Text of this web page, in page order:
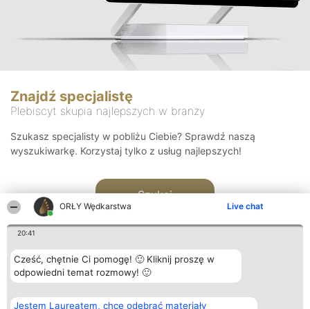
ORŁY Wędkarstwa Live chat
20:41
Cześć, chętnie Ci pomogę! 🙂 Kliknij proszę w
odpowiedni temat rozmowy! 🙂
Jestem Laureatem, chcę odebrać materiały
Znajdź specjalistę
Plebiscyt skupia najlepszych w branży
Szukasz specjalisty w pobliżu Ciebie? Sprawdź naszą
wyszukiwarkę. Korzystaj tylko z usług najlepszych!
Szukaj
Organizator plebiscytu
Bright Side Solutions sp. z o.
Plebiscyt
Laureaci
Kontakt
Kontakt